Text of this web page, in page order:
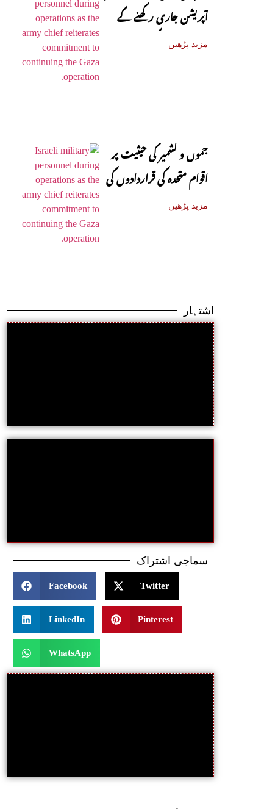
آپریشن جاری رکھنے کے
عزم کا اظہار کر دیا
مزید پڑھیں
جموں و کشمیر کی حیثیت پر
اقوام متحدہ کی قراردادوں کی
قانونی حیثیت تبدیل نہیں
مزید پڑھیں
اشتہار
سماجی اشتراک
Facebook Twitter
LinkedIn Pinterest
WhatsApp